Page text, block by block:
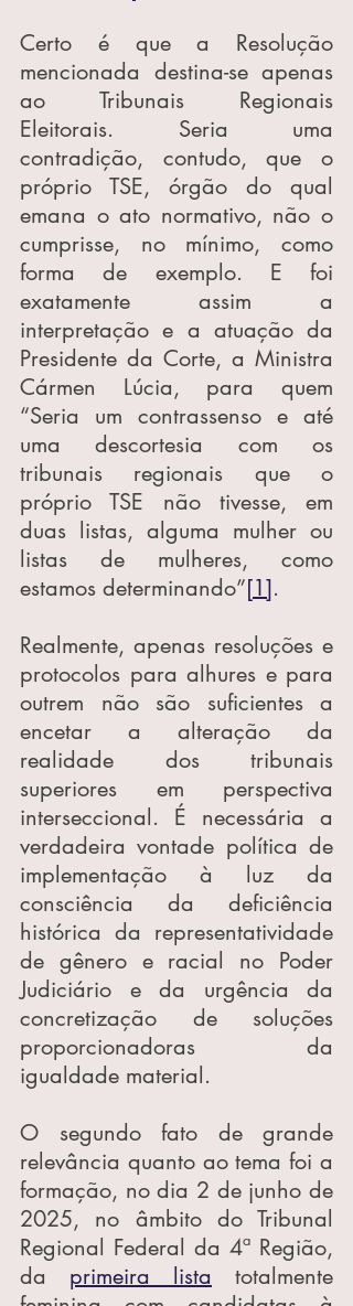
Certo é que a Resolução
mencionada destina-se apenas
ao Tribunais Regionais
Eleitorais. Seria uma
contradição, contudo, que o
próprio TSE, órgão do qual
emana o ato normativo, não o
cumprisse, no mínimo, como
forma de exemplo. E foi
exatamente assim a
interpretação e a atuação da
Presidente da Corte, a Ministra
Cármen Lúcia, para quem
“Seria um contrassenso e até
uma descortesia com os
tribunais regionais que o
próprio TSE não tivesse, em
duas listas, alguma mulher ou
listas de mulheres, como
estamos determinando”[1].
Realmente, apenas resoluções e
protocolos para alhures e para
outrem não são suficientes a
encetar a alteração da
realidade dos tribunais
superiores em perspectiva
interseccional. É necessária a
verdadeira vontade política de
implementação à luz da
consciência da deficiência
histórica da representatividade
de gênero e racial no Poder
Judiciário e da urgência da
concretização de soluções
proporcionadoras da
igualdade material.
O segundo fato de grande
relevância quanto ao tema foi a
formação, no dia 2 de junho de
2025, no âmbito do Tribunal
Regional Federal da 4ª Região,
da primeira lista totalmente